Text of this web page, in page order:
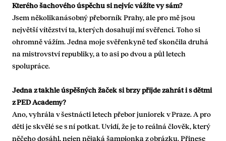
Kterého šachového úspěchu si nejvíc vážíte vy sám?
Jsem několikanásobný přeborník Prahy, ale pro mě jsou
největší vítězství ta, kterých dosahují mí svěřenci. Toho si
ohromně vážím. Jedna moje svěřenkyně teď skončila druhá
na mistrovství republiky, a to asi po dvou a půl letech
spolupráce.
Jedna z takhle úspěšných žaček si brzy přijde zahrát i s dětmi
z PED Academy?
Ano, vyhrála v šestnácti letech přebor juniorek v Praze. A pro
děti je skvělé se s ní potkat. Uvidí, že je to reálná člověk, který
něčeho dosáhl, nejen nějaká šampionka z obrázku. Přinese